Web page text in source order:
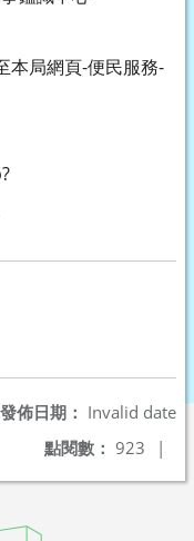
本局網頁-便民服務-
發佈日期： Invalid date
點閱數： 923 |